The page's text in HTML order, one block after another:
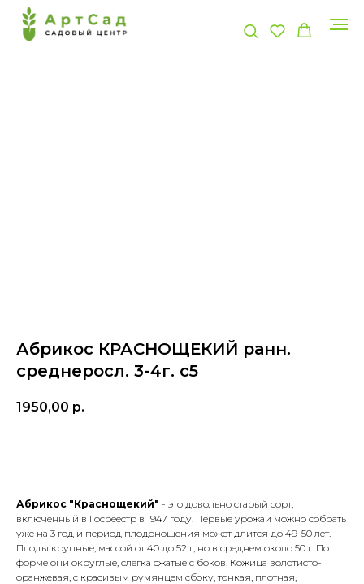
Абрикос КРАСНОЩЕКИЙ ранн.
среднеросл. 3-4г. с5
1950,00 р.
Абрикос "Краснощекий" - это довольно старый сорт,
включенный в Госреестр в 1947 году. Первые урожаи можно собрать
уже на 3 год и период плодоношения может длится до 49-50 лет.
Плоды крупные, массой от 40 до 52 г, но в среднем около 50 г. По
форме они округлые, слегка сжатые с боков. Кожица золотисто-
оранжевая, с красивым румянцем сбоку, тонкая, плотная,